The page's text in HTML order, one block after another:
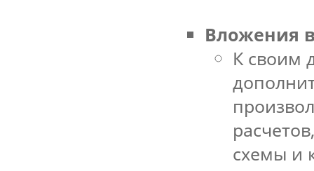
Вложения
К своим
схемы и